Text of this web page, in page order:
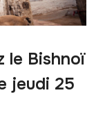
le Bishnoï
jeudi 25